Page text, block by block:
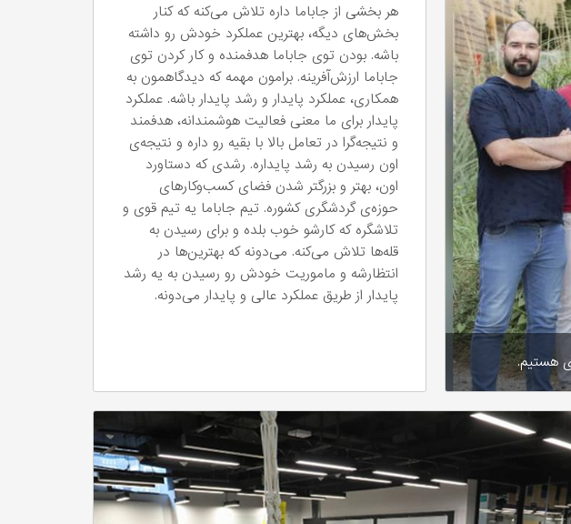
هستیم.
هر بخشی از جاباما داره تلاش می‌کنه که کنار
بخش‌های دیگه، بهترین عملکرد خودش رو داشته
باشه. بودن توی جاباما هدفمنده و کار کردن توی
جاباما ارزش‌آفرینه. برامون مهمه که دیدگاهمون به
همکاری، عملکرد پایدار و رشد پایدار باشه. عملکرد
پایدار برای ما معنی فعالیت هوشمندانه، هدفمند
و نتیجه‌گرا در تعامل بالا با بقیه رو داره و نتیجه‌ی
اون رسیدن به رشد پایداره. رشدی که دستاورد
اون، بهتر و بزرگتر شدن فضای کسب‌و‌کارهای
حوزه‌ی گردشگری کشوره. تیم جاباما یه تیم قوی و
تلاشگره که کارشو خوب بلده و برای رسیدن به
قله‌ها تلاش می‌کنه. می‌دونه که بهترین‌ها در
انتظارشه و ماموریت خودش رو رسیدن به یه رشد
پایدار از طریق عملکرد عالی و پایدار می‌دونه.